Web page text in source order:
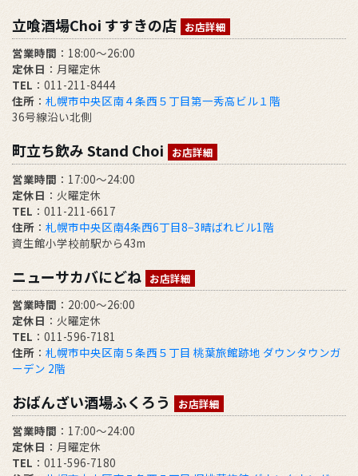
立喰酒場Choi すすきの店 お店詳細
営業時間 ：18:00～26:00
定休日 ：月曜定休
TEL ：011-211-8444
住所 ： 札幌市中央区南４条西５丁目第一秀高ビル１階
36号線沿い北側
町立ち飲み Stand Choi お店詳細
営業時間 ：17:00〜24:00
定休日 ：火曜定休
TEL ：011-211-6617
住所 ： 札幌市中央区南4条西6丁目8−3晴ばれビル1階
資生館小学校前駅から43m
ニューサカバにどね お店詳細
営業時間 ：20:00～26:00
定休日 ：火曜定休
TEL ：011-596-7181
住所 ： 札幌市中央区南５条西５丁目 桃葉旅館跡地 ダウンタウンガ
ーデン 2階
おばんざい酒場ふくろう お店詳細
営業時間 ：17:00～24:00
定休日 ：月曜定休
TEL ：011-596-7180